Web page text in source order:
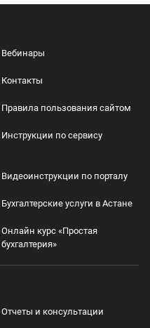
Вебинары
Контакты
Правила пользования сайтом
Инструкции по сервису
Видеоинструкции по порталу
Бухгалтерские услуги в Астане
Онлайн курс «Простая
бухгалтерия»
Отчеты и консультации